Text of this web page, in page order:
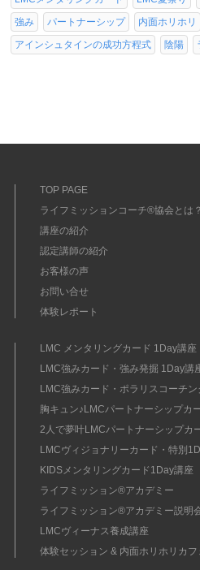
強み
パートナーシップ
内面ホリホリ
アインシュタインの成功方程式
陰陽
TOP PAGE
ライフミッションコーチ®協会とは？
講座の紹介
認定講師の紹介
お客様の声
お問い合せ
体験レポート
LMC メンタリングカード 1Day講座
LMC強みカード・強み発掘 1Day講
LMC強みカード・ポラリスコーチ
胸キュン♪LMCパートナーシップカ
2人で夢叶LMCパートナーシップカ
LMCヴィジョナリーカード・特別
KIDSメンタリングカード1Day講座
ライフミッション®︎アカデミー
ライフミッション®︎アカデミー説明
LMCヴィーナス養成講座
体験セッション & 内面ホリホリカフ